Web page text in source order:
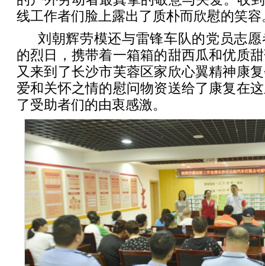
线工作者们脸上露出了质朴而欣慰的笑容
刘朝辉劳模还与雷锋车队的党员志
的烈日，携带着一箱箱的甜西瓜和优质
又来到了长沙市芙蓉区家欣心翼精神康
爱和关怀之情的慰问物资送给了康复在
了受助者们的由衷感激。